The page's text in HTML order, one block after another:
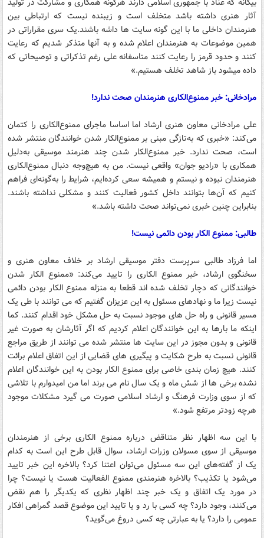
آثار هنری داشته باشد متخلف است و زیبنده نیست که ارتباطی بین
هنرمندان داخلی ما با این گونه سایت ها داشه باشند.یک سری مقراراتی در
همین موضوعات به هنرمندان اعلام شده و به آنها متذکر شدیم که رعایت
کنند و حدود قرمز را رعایت کنند متاسفانه علی رغم تذکراتی و توصیحاتی که
داده میشود باز شاهد تخلف هستیم.»
مرادخانی: خبر ممنوع‌الکاری هنرمندان صحت ندارد!
علی مرادخانی معاون هنری ارشاد اما اساسا ماجرای ممنوع‌الکاری را کتمان
می‌کند: «خبری که به‌تازگی مبنی بر ممنوع‌الکار شدن خوانندگان منتشر شده
است، صحت ندارد. خبر ممنوع‌الکار شدن چند هنرمند موسیقی به‌دلیل
همکاری با «رادیو جوان» واقعی نیست. من به هیچ‌وجه دنبال ممنوع‌الکاری
هنرمندان نبوده و نیستم و همیشه سعی کرده‌ایم، شرایط را به‌گونه‌ای فراهم
کنیم که آن‌ها بتوانند داخل کشور فعالیت کنند و مشکلی نداشته باشند.
بنابراین چنین خبری نمی‌تواند صحت داشته باشد.»
طالبی: ممنوع الکار بودن دائمی نیست!
اما فرزاد طالبی سرپرست دفتر موسیقی ارشاد بر خلاف معاون هنری و
سخنگوی ارشاد، خبر ممنوع الکاری را تایید می‌کند: «ممنوع الکار شدن
خوانندگانی که دچار تخلف شده اند قطعا به منزله ممنوع الکار بودن دائمی
نیست زیرا ما و نهادهای مسئول به این عزیزان گفتیم که می توانند با طی یک
مسیر قانونی و راه حل های موجود نسبت به حل مشکل خود اقدام کنند. کما
اینکه ما بارها به این خوانندگان اعلام کردیم که اگر آثارشان به صورت غیر
قانونی و بدون مجوز در این سایت ها منتشر شده می توانند از طریق مراجع
قانونی نسبت به طرح شکایت و پیگیری های قضایی از این اتفاق اعلام برائت
کنند. هیچ زمان بندی خاصی برای ممنوع الکار بودن به این خوانندگان اعلام
نشده برخی ها از شش ماه و یک سال نام می برند اما من امیدوارم با تلاشی
که از سوی وزارت فرهنگ و ارشاد اسلامی صورت می گیرد مشکلات موجود
هرچه زودتر مرتفع شود.»
با این سه اظهار نظر متناقض درباره ممنوع الکاری برخی از هنرمندان
موسیقی از سوی مسولان وزرات ارشاد، سوال قابل طرح این است به کدام
یک از گفته‌های این سه مسئول می‌توان اعتنا کرد؟ بالاخره این خبر تایید
می‌شود یا تکذیب؟ بالاخره هنرمندی ممنوع الفعالیت هست یا نیست؟ چرا
در مورد یک اتفاق و یک خبر چند اظهار نظری که یکدیگر را هم نقض
می‌کنند، وجود دارد؟ چه کسی با رد و یا تایید این موضوع قصد گمراهی افکار
عمومی را دارد؟ یا به عبارتی چه کسی دروغ می‌گوید؟